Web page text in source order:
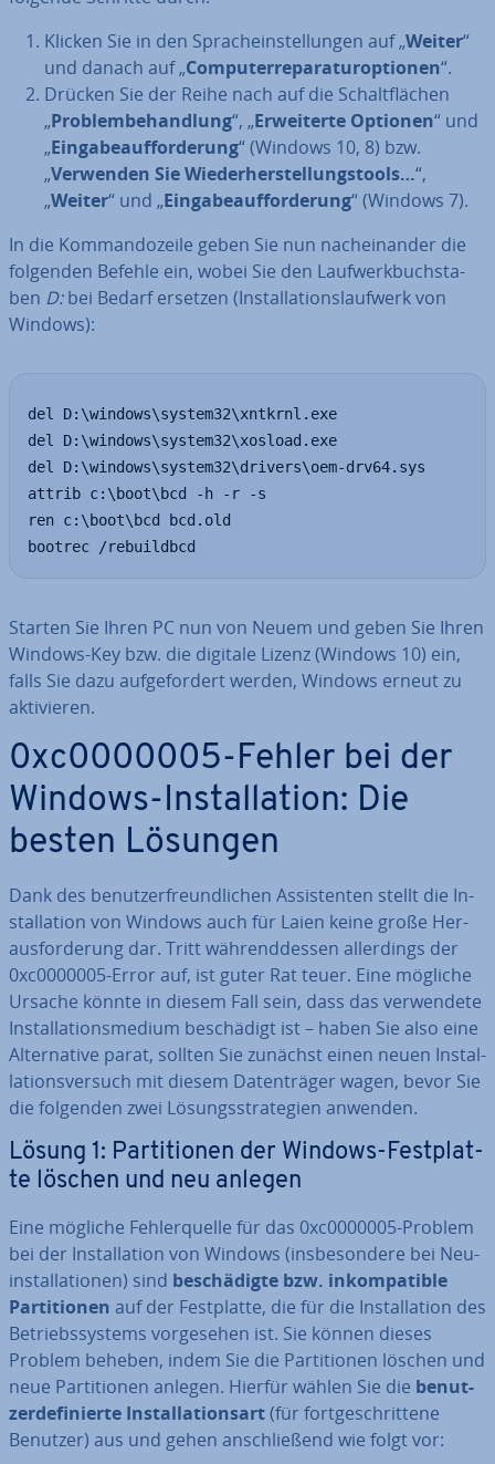
Klicken Sie in den Sprach­ein­stel­lun­gen auf „Weiter“
und danach auf „Com­pu­ter­repa­ra­tur­op­tio­nen“.
Drücken Sie der Reihe nach auf die Schalt­flä­chen
„Pro­blem­be­hand­lung“, „Er­wei­ter­te Optionen“ und
„Ein­ga­be­auf­for­de­rung“ (Windows 10, 8) bzw.
„Verwenden Sie Wie­der­her­stel­lungs­tools…“,
„Weiter“ und „Ein­ga­be­auf­for­de­rung“ (Windows 7).
In die Kom­man­do­zei­le geben Sie nun nach­ein­an­der die
folgenden Befehle ein, wobei Sie den Lauf­werk­buch­sta­
ben D:bei Bedarf ersetzen (In­stal­la­ti­ons­lauf­werk von
Windows):
del D:\windows\system32\xntkrnl.exe
del D:\windows\system32\xosload.exe
del D:\windows\system32\drivers\oem-drv64.sys
attrib c:\boot\bcd -h -r -s
ren c:\boot\bcd bcd.old
bootrec /rebuildbcd
Starten Sie Ihren PC nun von Neuem und geben Sie Ihren
Windows-Key bzw. die digitale Lizenz (Windows 10) ein,
falls Sie dazu auf­ge­for­dert werden, Windows erneut zu
ak­ti­vie­ren.
0xc0000005-Fehler bei der
Windows-In­stal­la­ti­on: Die
besten Lösungen
Dank des be­nut­zer­freund­li­chen As­sis­ten­ten stellt die In­
stal­la­ti­on von Windows auch für Laien keine große Her­
aus­for­de­rung dar. Tritt wäh­rend­des­sen al­ler­dings der
0xc0000005-Error auf, ist guter Rat teuer. Eine mögliche
Ursache könnte in diesem Fall sein, dass das ver­wen­de­te
In­stal­la­ti­ons­me­di­um be­schä­digt ist – haben Sie also eine
Al­ter­na­ti­ve parat, sollten Sie zunächst einen neuen In­stal­
la­ti­ons­ver­such mit diesem Da­ten­trä­ger wagen, bevor Sie
die folgenden zwei Lö­sungs­stra­te­gien anwenden.
Lösung 1: Par­ti­tio­nen der Windows-Fest­plat­
te löschen und neu anlegen
Eine mögliche Feh­ler­quel­le für das 0xc0000005-Problem
bei der In­stal­la­ti­on von Windows (ins­be­son­de­re bei Neu­
in­stal­la­tio­nen) sind be­schä­dig­te bzw. in­kom­pa­ti­ble
Par­ti­tio­nen auf der Fest­plat­te, die für die In­stal­la­ti­on des
Be­triebs­sys­tems vor­ge­se­hen ist. Sie können dieses
Problem beheben, indem Sie die Par­ti­tio­nen löschen und
neue Par­ti­tio­nen anlegen. Hierfür wählen Sie die be­nut­
zer­de­fi­nier­te In­stal­la­ti­ons­art(für fort­ge­schrit­te­ne
Benutzer) aus und gehen an­schlie­ßend wie folgt vor: